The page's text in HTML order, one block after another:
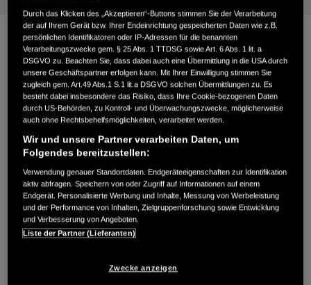
PROSPEKT HERUNTERLADEN
BROSCHÜRE
Durch das Klicken des „Akzeptieren“-Buttons stimmen Sie der Verarbeitung
der auf Ihrem Gerät bzw. Ihrer Endeinrichtung gespeicherten Daten wie z.B.
persönlichen Identifikatoren oder IP-Adressen für die benannten
Verarbeitungszwecke gem. § 25 Abs. 1 TTDSG sowie Art. 6 Abs. 1 lit. a
DSGVO zu. Beachten Sie, dass dabei auch eine Übermittlung in die USA durch
unsere Geschäftspartner erfolgen kann. Mit Ihrer Einwilligung stimmen Sie
zugleich gem. Art.49 Abs.1 S.1 lit.a DSGVO solchen Übermittlungen zu. Es
besteht dabei insbesondere das Risiko, dass Ihre Cookie-bezogenen Daten
durch US-Behörden, zu Kontroll- und Überwachungszwecke, möglicherweise
auch ohne Rechtsbehelfsmöglichkeiten, verarbeitet werden.
Wir und unsere Partner verarbeiten Daten, um
Folgendes bereitzustellen:
Verwendung genauer Standortdaten. Endgeräteeigenschaften zur Identifikation
aktiv abfragen. Speichern von oder Zugriff auf Informationen auf einem
Endgerät. Personalisierte Werbung und Inhalte, Messung von Werbeleistung
und der Performance von Inhalten, Zielgruppenforschung sowie Entwicklung
und Verbesserung von Angeboten.
Liste der Partner (Lieferanten)
Zwecke anzeigen